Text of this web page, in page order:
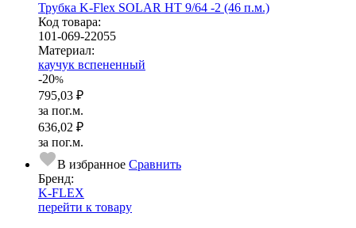
Трубка K-Flex SOLAR HT 9/64 -2 (46 п.м.)
Код товара:
101-069-22055
Ма­­те­­ри­­ал:
каучук вспененный
-20%
795,03 ₽
за пог.м.
636,02 ₽
за пог.м.
В избранное Сравнить
Бренд:
K-FLEX
перейти к товару